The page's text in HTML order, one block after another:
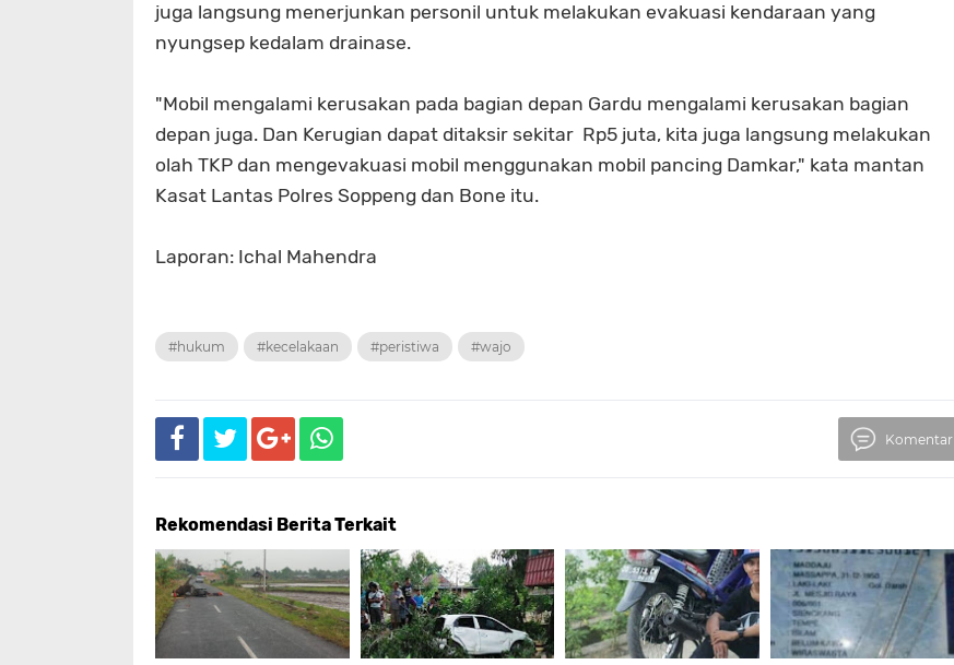
juga langsung menerjunkan personil untuk melakukan evakuasi kendaraan yang
nyungsep kedalam drainase.
"Mobil mengalami kerusakan pada bagian depan Gardu mengalami kerusakan bagian
depan juga. Dan Kerugian dapat ditaksir sekitar Rp5 juta, kita juga langsung melakukan
olah TKP dan mengevakuasi mobil menggunakan mobil pancing Damkar," kata mantan
Kasat Lantas Polres Soppeng dan Bone itu.
Laporan: Ichal Mahendra
#hukum #kecelakaan #peristiwa #wajo
Komentar
Rekomendasi Berita Terkait